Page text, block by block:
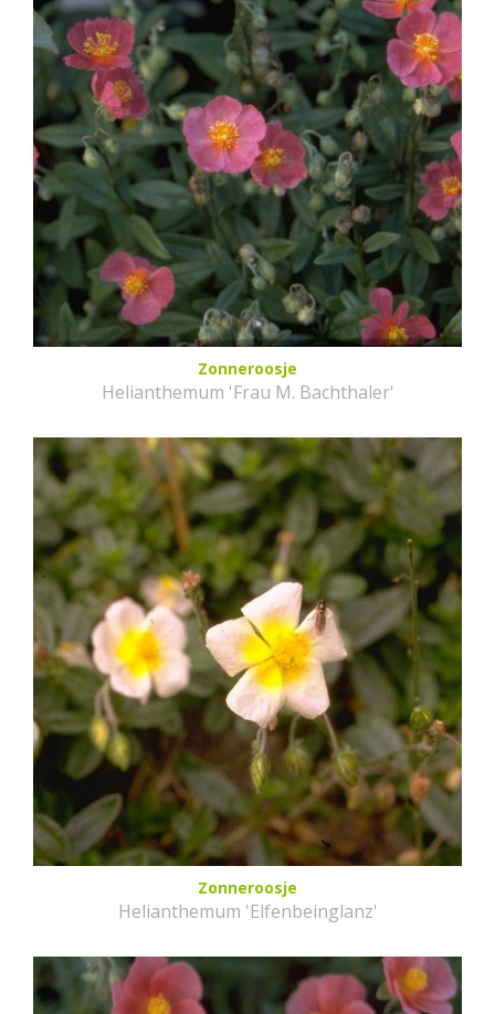
Zonneroosje
Helianthemum 'Frau M. Bachthaler'
Zonneroosje
Helianthemum 'Elfenbeinglanz'